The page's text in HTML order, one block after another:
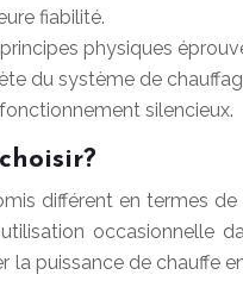
fiabilité.
physiques
du système de
silencieux.
différent en termes
occasionnelle
puissance de chauffe